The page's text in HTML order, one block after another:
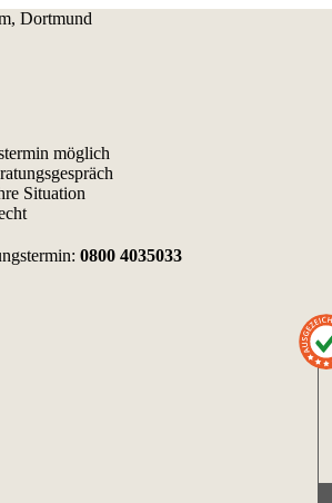
möglich
Situation
0800 4035033